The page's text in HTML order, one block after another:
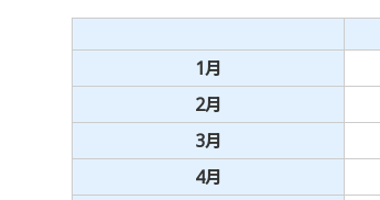
1月
2月
3月
4月